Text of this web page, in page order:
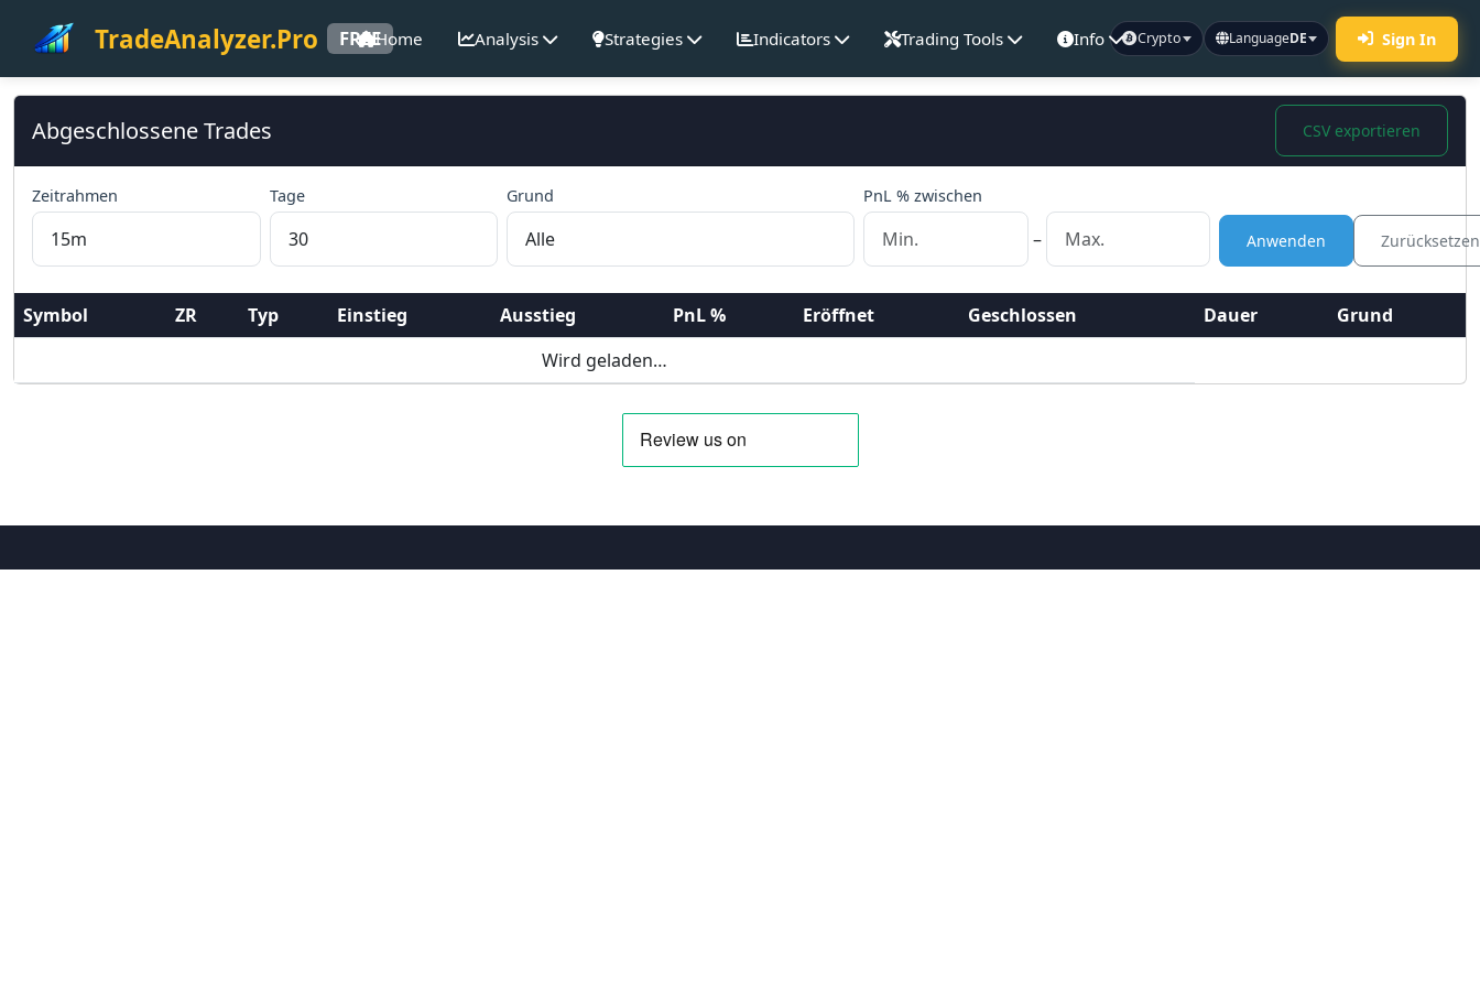
TradeAnalyzer.Pro FREEHome Analysis Strategies Indicators Trading Tools Info Crypto LanguageDE Sign In
Abgeschlossene Trades CSV exportieren
Zeitrahmen Tage Grund PnL % zwischen
– Anwenden Zurücksetzen
Symbol ZR Typ Einstieg Ausstieg PnL % Eröffnet Geschlossen Dauer
Grund
Wird geladen…